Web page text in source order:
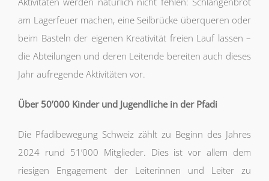
am Lagerfeuer machen, eine Seilbrücke überqueren oder
beim Basteln der eigenen Kreativität freien Lauf lassen –
die Abteilungen und deren Leitende bereiten auch dieses
Jahr aufregende Aktivitäten vor.
Über 50’000 Kinder und Jugendliche in der Pfadi
Die Pfadibewegung Schweiz zählt zu Beginn des Jahres
2024 rund 51 ’000 Mitglieder. Dies ist vor allem dem
riesigen Engagement der Leiterinnen und Leiter zu